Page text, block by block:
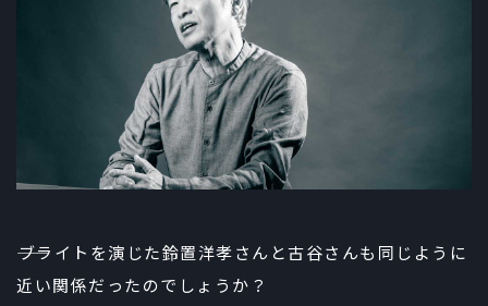
――ブライトを演じた鈴置洋孝さんと古谷さんも同じように
近い関係だったのでしょうか？